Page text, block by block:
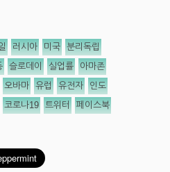
러시아 미국 분리독립
슬로데이 실업률 아마존
오바마 유럽 유전자 인도
코로나19 트위터 페이스북